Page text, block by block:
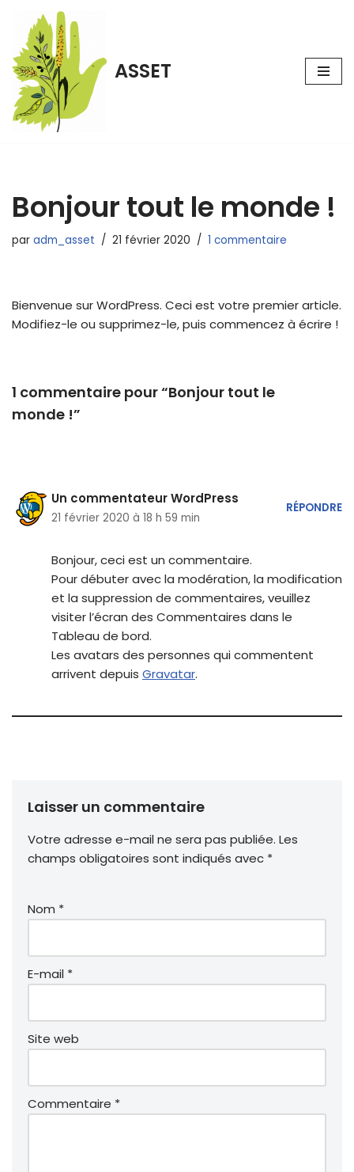
Aller
au
contenu
ASSET
Bonjour tout le monde !
par adm_asset 21 février 2020 1 commentaire
Bienvenue sur WordPress. Ceci est votre premier article.
Modifiez-le ou supprimez-le, puis commencez à écrire !
1 commentaire pour “Bonjour tout le
monde !”
Un commentateur WordPress
21 février 2020 à 18 h 59 min
RÉPONDRE
Bonjour, ceci est un commentaire.
Pour débuter avec la modération, la modification
et la suppression de commentaires, veuillez
visiter l’écran des Commentaires dans le
Tableau de bord.
Les avatars des personnes qui commentent
arrivent depuis Gravatar.
Laisser un commentaire
Votre adresse e-mail ne sera pas publiée. Les
champs obligatoires sont indiqués avec *
Nom *
E-mail *
Site web
Commentaire *